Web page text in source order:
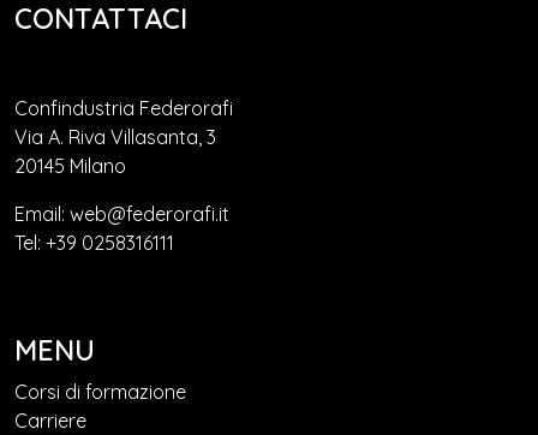
CONTATTACI
Confindustria Federorafi
Via A. Riva Villasanta, 3
20145 Milano
Email: web@federorafi.it
Tel: +39 0258316111
MENU
Corsi di formazione
Carriere